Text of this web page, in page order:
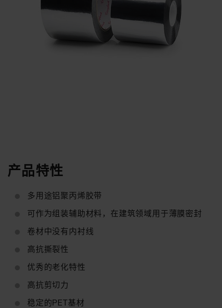
产品特性
多用途铝聚丙烯胶带
可作为组装辅助材料，在建筑领域用于薄膜密封
卷材中没有内衬线
高抗撕裂性
优秀的老化特性
高抗剪切力
稳定的PET基材